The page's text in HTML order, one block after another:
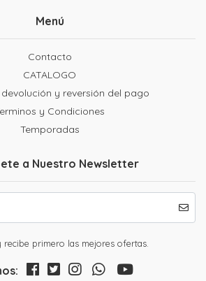
Menú
Contacto
CATALOGO
y reversión del pago
y Condiciones
Temporadas
a Nuestro Newsletter
recibe primero las mejores ofertas.